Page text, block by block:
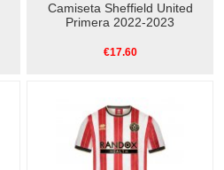
Camiseta Sheffield United
Primera 2022-2023
€17.60